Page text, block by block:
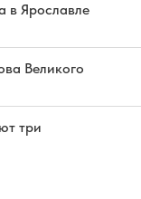
в Ярославле
Великого
три